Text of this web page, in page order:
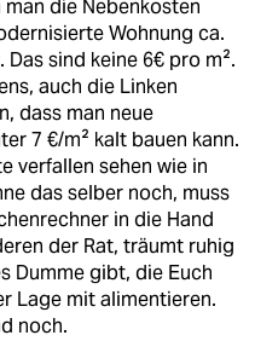
die Nebenkosten
Wohnung ca.
sind keine 6€ pro m².
auch die Linken
dass man neue
7 €/m² kalt bauen kann.
verfallen sehen wie in
das selber noch, muss
in die Hand
der Rat, träumt ruhig
Dumme gibt, die Euch
Lage mit alimentieren.
noch.